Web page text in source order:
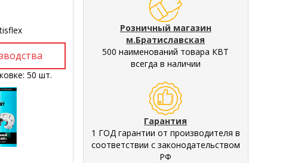
50 шт.
Розничный магазин
м.Братиславская
500 наименований товара КВТ
всегда в наличии
Гарантия
1 ГОД гарантии от производителя в
соответствии с законодательством
РФ